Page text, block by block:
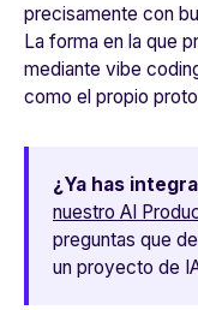
precisamente con
La forma en la que
mediante vibe
como el propio
¿Ya has
nuestro AI
preguntas que
un proyecto de